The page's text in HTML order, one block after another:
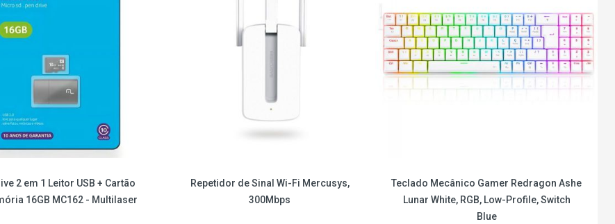
2 em 1 Leitor USB + Cartão
16GB MC162 - Multilaser
Repetidor de Sinal Wi-Fi Mercusys,
300Mbps
Teclado Mecânico Gamer Redragon Ashe
Lunar White, RGB, Low-Profile, Switch
Blue